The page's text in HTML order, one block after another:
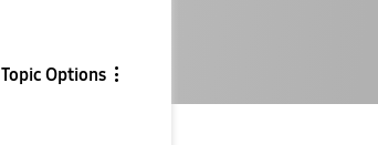
Topic Options